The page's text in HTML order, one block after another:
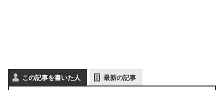
この記事を書いた人 最新の記事